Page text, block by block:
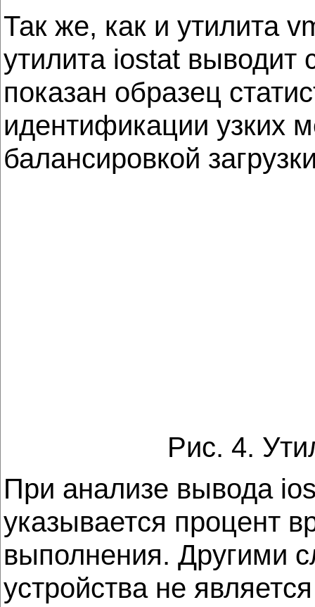
Так же, как и утилита
утилита iostat выводит
показан образец
идентификации узких
балансировкой
Рис. 4.
При анализе вывода
указывается процент
выполнения. Другими
устройства не